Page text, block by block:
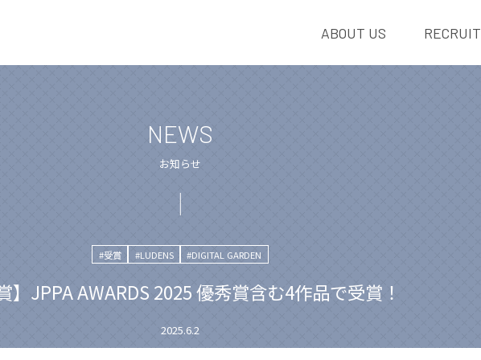
ABOUT US RECRUIT
NEWS
お知らせ
#受賞 #LUDENS #DIGITAL GARDEN
】JPPA AWARDS 2025 優秀賞含む4作品で受賞！
2025.6.2